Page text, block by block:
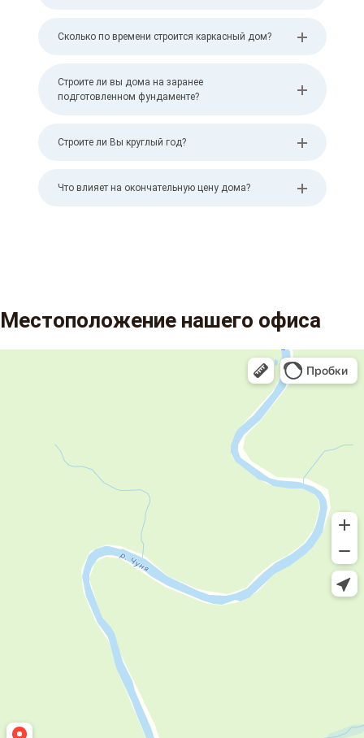
Сколько по времени строится каркасный дом?
Строите ли вы дома на заранее
подготовленном фундаменте?
Строите ли Вы круглый год?
Что влияет на окончательную цену дома?
Местоположение нашего офиса